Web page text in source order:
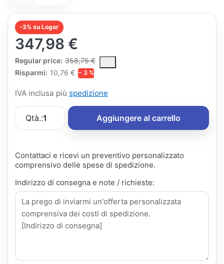
-3% su Logar
347,98 €
Regular price: 358,75 €
The Regular Price is the median selling price paid by
Risparmi: 10,76 € − 3 %
IVA inclusa più spedizione
Qtà.:1 Aggiungere al carrello
Contattaci e ricevi un preventivo personalizzato
comprensivo delle spese di spedizione.
Indirizzo di consegna e note / richieste: